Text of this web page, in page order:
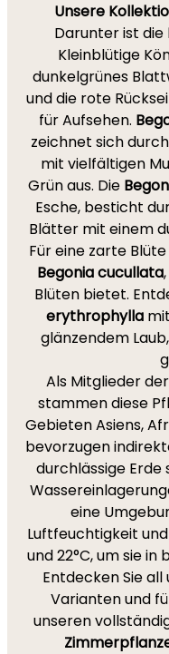
Unsere
Darunter ist die
Kleinblütige
dunkelgrünes
und die rote
für Aufsehen.
zeichnet sich
mit vielfältigen
Grün aus. Die
Esche, besticht
Blätter mit einem
Für eine zarte
Begonia cucullata
Blüten bietet.
erythrophylla
glänzendem
Als Mitglieder
stammen diese
Gebieten Asiens,
bevorzugen
durchlässige Erde
eine
Luftfeuchtigkeit
und 22°C, um sie
Entdecken Sie
Varianten und
unseren